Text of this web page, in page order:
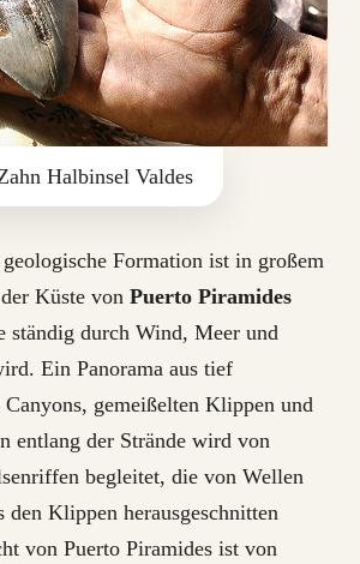
Halbinsel Valdes
geologische Formation ist in großem
Küste von Puerto Piramides
ständig durch Wind, Meer und
Ein Panorama aus tief
Canyons, gemeißelten Klippen und
entlang der Strände wird von
begleitet, die von Wellen
den Klippen herausgeschnitten
von Puerto Piramides ist von